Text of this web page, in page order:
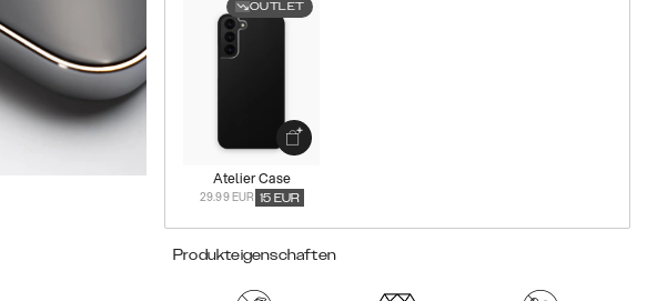
OUTLET
Atelier Case
29.99 EUR 15 EUR
Produkteigenschaften